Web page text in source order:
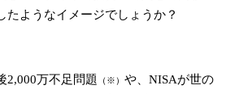
たようなイメージでしょうか？
2,000万不足問題
（※）や、NISAが世の